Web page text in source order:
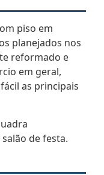
piso em
planejados nos
reformado e
em geral,
as principais
de festa.